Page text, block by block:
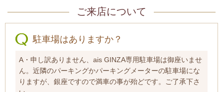
ご来店について
駐車場はありますか？
A・申し訳ありません、ais GINZA専用駐車場は御座いませ
ん。近隣のパーキングかパーキングメーターの駐車場にな
りますが、銀座ですので満車の事が殆どです。ご了承下さ